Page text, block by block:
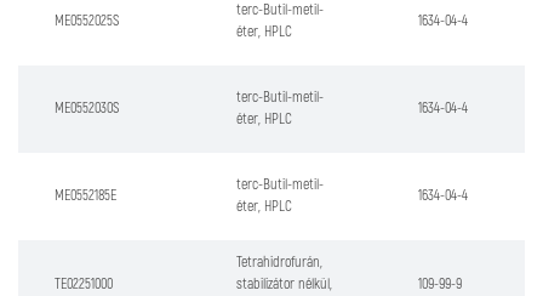
ME0552025S
terc-Butil-metil-
éter, HPLC
1634-04-4
ME0552030S
terc-Butil-metil-
éter, HPLC
1634-04-4
ME0552185E
terc-Butil-metil-
éter, HPLC
1634-04-4
TE02251000
Tetrahidrofurán,
stabilizátor nélkül,
109-99-9